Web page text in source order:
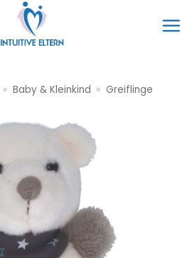
» Baby & Kleinkind » Greiflinge